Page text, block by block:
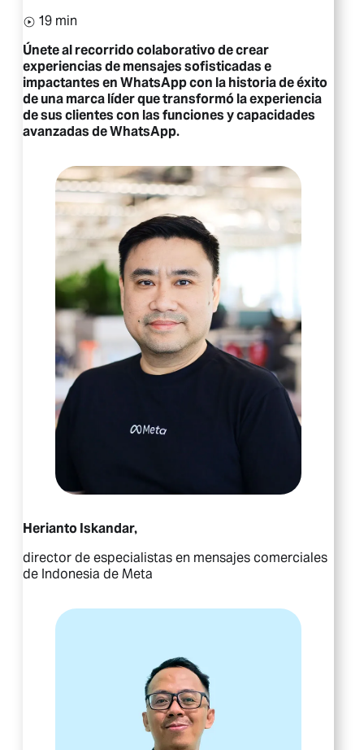
19 min
Únete al recorrido colaborativo de crear
experiencias de mensajes sofisticadas e
impactantes en WhatsApp con la historia de éxito
de una marca líder que transformó la experiencia
de sus clientes con las funciones y capacidades
avanzadas de WhatsApp.
Herianto Iskandar,
director de especialistas en mensajes comerciales
de Indonesia de Meta